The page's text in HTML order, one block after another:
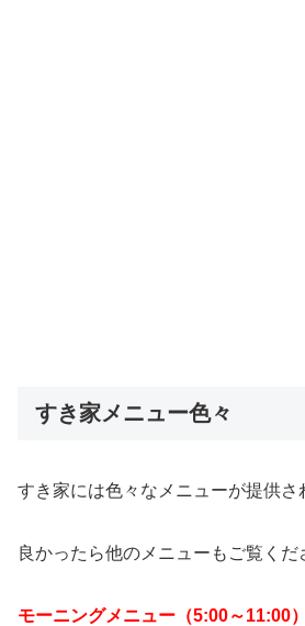
すき家メニュー色々
すき家には色々なメニューが提供さ
良かったら他のメニューもご覧くだ
モーニングメニュー（5:00～11:00）